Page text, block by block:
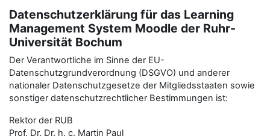
Datenschutzerklärung für das Learning
Management System Moodle der Ruhr-
Universität Bochum
Der Verantwortliche im Sinne der EU-
Datenschutzgrundverordnung (DSGVO) und anderer
nationaler Datenschutzgesetze der Mitgliedsstaaten sowie
sonstiger datenschutzrechtlicher Bestimmungen ist:
Rektor der RUB
Prof. Dr. Dr. h. c. Martin Paul